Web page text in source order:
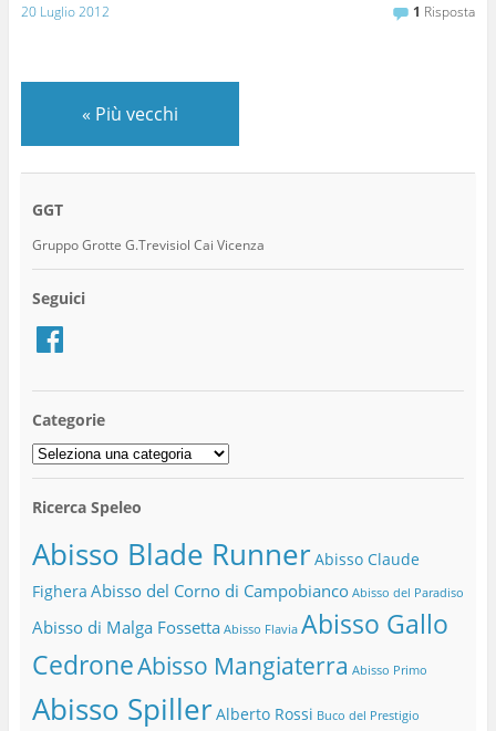
20 Luglio 2012 1 Risposta
« Più vecchi
GGT
Gruppo Grotte G.Trevisiol Cai Vicenza
Seguici
Facebook
Categorie
Categorie
Ricerca Speleo
Abisso Blade RunnerAbisso Claude
Fighera Abisso del Corno di Campobianco Abisso del Paradiso
Abisso di Malga Fossetta Abisso Flavia Abisso Gallo
CedroneAbisso Mangiaterra Abisso Primo
Abisso SpillerAlberto Rossi Buco del Prestigio